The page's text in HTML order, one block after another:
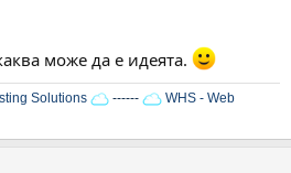
може да е идеята.
Solutions ------
WHS - Web